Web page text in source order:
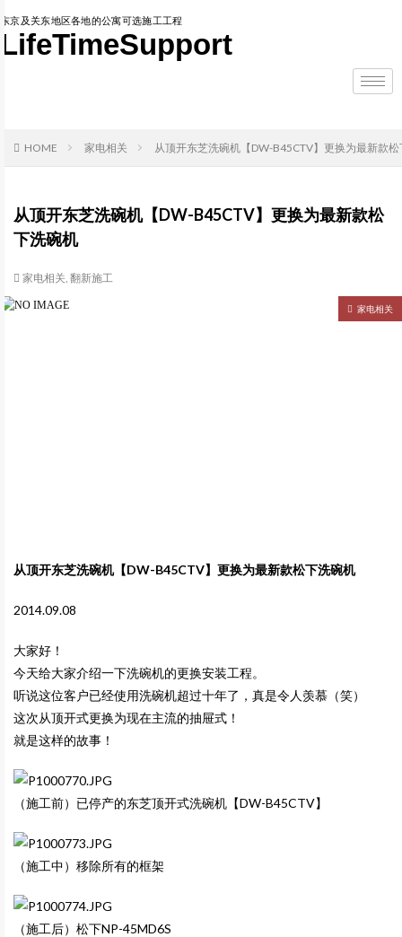
东京及关东地区各地的公寓可选施工工程
LifeTimeSupport
HOME 家电相关 从顶开东芝洗碗机【DW-B45CTV】更换为最新款
从顶开东芝洗碗机【DW-B45CTV】更换为最新款松
下洗碗机
家电相关, 翻新施工
家电相关
从顶开东芝洗碗机【DW-B45CTV】更换为最新款松下洗碗机
2014.09.08
大家好！
今天给大家介绍一下洗碗机的更换安装工程。
听说这位客户已经使用洗碗机超过十年了，真是令人羡慕（笑）
这次从顶开式更换为现在主流的抽屉式！
就是这样的故事！
（施工前）已停产的东芝顶开式洗碗机【DW-B45CTV】
（施工中）移除所有的框架
（施工后）松下NP-45MD6S